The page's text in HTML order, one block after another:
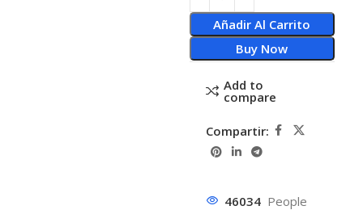
Añadir Al Carrito
Buy Now
Add to
compare
Compartir:
46034 People